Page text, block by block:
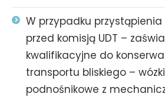
W przypadku
przed komisją UDT –
kwalifikacyjne do
transportu bliskiego –
podnośnikowe z